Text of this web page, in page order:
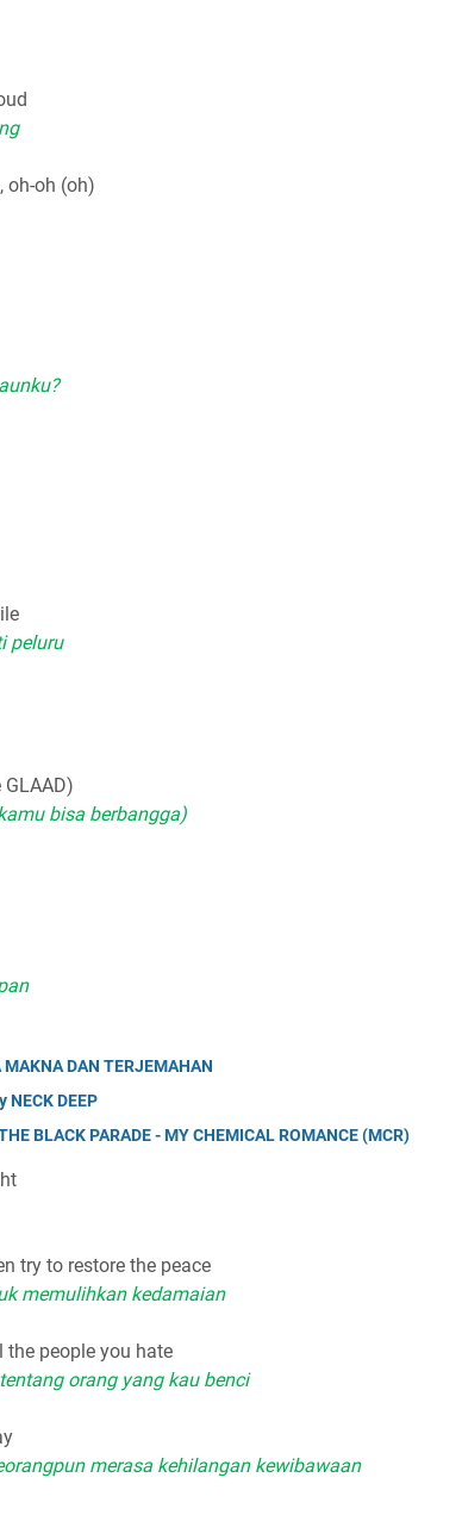
oh-oh (oh)
peluru
bisa berbangga)
DAN TERJEMAHAN
DEEP
BLACK PARADE - MY CHEMICAL ROMANCE (MCR)
try to restore the peace
memulihkan kedamaian
people you hate
orang yang kau benci
merasa kehilangan kewibawaan